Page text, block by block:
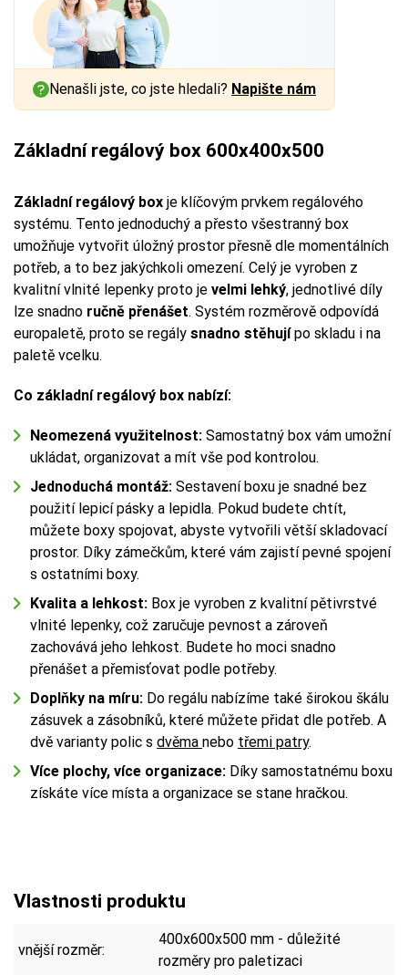
Nenašli jste, co jste hledali? Napište nám
Základní regálový box 600x400x500
Základní regálový box je klíčovým prvkem regálového
systému. Tento jednoduchý a přesto všestranný box
umožňuje vytvořit úložný prostor přesně dle momentálních
potřeb, a to bez jakýchkoli omezení. Celý je vyroben z
kvalitní vlnité lepenky proto je velmi lehký, jednotlivé díly
lze snadno ručně přenášet. Systém rozměrově odpovídá
europaletě, proto se regály snadno stěhujípo skladu i na
paletě vcelku.
Co základní regálový box nabízí:
Neomezená využitelnost: Samostatný box vám umožní
ukládat, organizovat a mít vše pod kontrolou.
Jednoduchá montáž: Sestavení boxu je snadné bez
použití lepicí pásky a lepidla. Pokud budete chtít,
můžete boxy spojovat, abyste vytvořili větší skladovací
prostor. Díky zámečkům, které vám zajistí pevné spojení
s ostatními boxy.
Kvalita a lehkost: Box je vyroben z kvalitní pětivrstvé
vlnité lepenky, což zaručuje pevnost a zároveň
zachovává jeho lehkost. Budete ho moci snadno
přenášet a přemisťovat podle potřeby.
Doplňky na míru: Do regálu nabízíme také širokou škálu
zásuvek a zásobníků, které můžete přidat dle potřeb. A
dvě varianty polic s dvěma nebo třemi patry.
Více plochy, více organizace: Díky samostatnému boxu
získáte více místa a organizace se stane hračkou.
Vlastnosti produktu
vnější rozměr:
400x600x500 mm - důležité
rozměry pro paletizaci